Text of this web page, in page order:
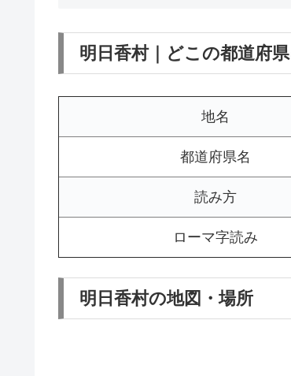
明日香村｜どこの都道府
地名
都道府県名
読み方
ローマ字読み
明日香村の地図・場所